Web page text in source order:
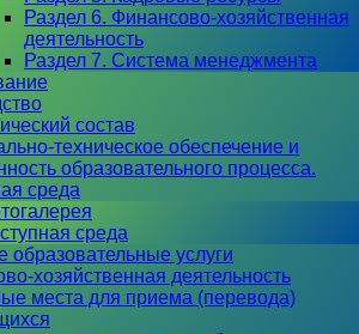
Раздел 6. Финансово-хозяйственная
деятельность
Раздел 7. Система менеджмента
состав
техническое обеспечение и
образовательного процесса.
среда
среда
образовательные услуги
хозяйственная деятельность
места для приема (перевода)